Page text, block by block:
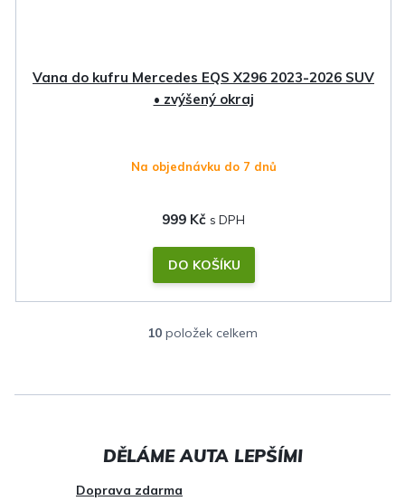
Vana do kufru Mercedes EQS X296 2023-2026 SUV
• zvýšený okraj
Na objednávku do 7 dnů
999 Kč
DO KOŠÍKU
O
l
a
10 položek celkem
Doprava zdarma